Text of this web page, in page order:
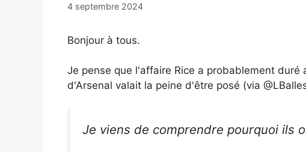
4 septembre 2024
Bonjour à tous.
Je pense que l'affaire Rice a probablement
d'Arsenal valait la peine d'être posé (via
Je viens de comprendre pourquoi ils